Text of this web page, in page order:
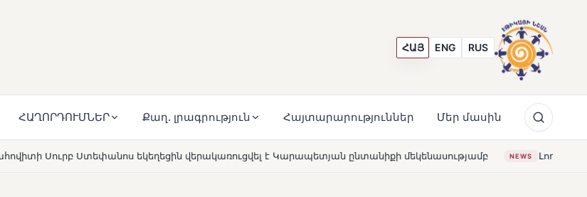
ՀԱՅ ENG RUS
ՀԱՂՈՐԴՈՒՄՆԵՐ Քաղ. լրագրություն Հայտարարություններ Մեր մասին
վերակառուցվել է Կարապետյան ընտանիքի մեկենասությամբ NEWS Լողավազա՞ն, թե՞ շատրվաններ. ի՞նչ